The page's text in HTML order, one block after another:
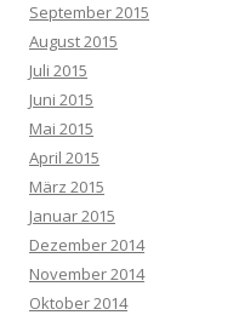
September 2015
August 2015
Juli 2015
Juni 2015
Mai 2015
April 2015
März 2015
Januar 2015
Dezember 2014
November 2014
Oktober 2014